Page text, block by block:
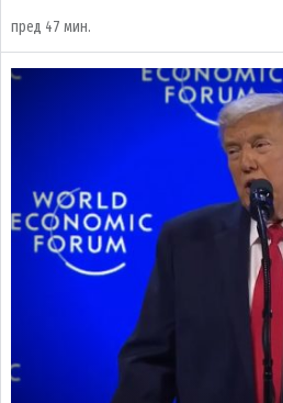
пред 47 мин.